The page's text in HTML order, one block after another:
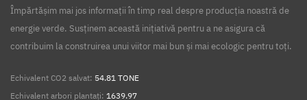
Împărtășim mai jos informații în timp real despre producția noastră de
energie verde. Susținem această inițiativă pentru a ne asigura că
contribuim la construirea unui viitor mai bun și mai ecologic pentru toți.
Echivalent CO2 salvat: 54.81 TONE
Echivalent arbori plantați: 1639.97